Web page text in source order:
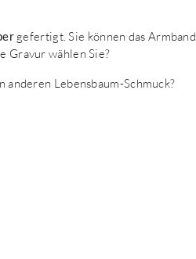
gefertigt. Sie können das Armband
Gravur wählen Sie?
anderen Lebensbaum-Schmuck?